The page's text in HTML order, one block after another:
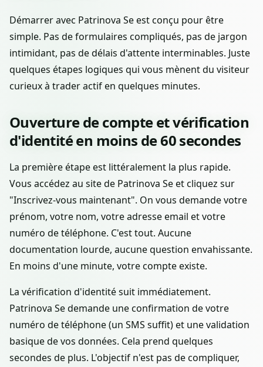
Démarrer avec Patrinova Se est conçu pour être
simple. Pas de formulaires compliqués, pas de jargon
intimidant, pas de délais d'attente interminables. Juste
quelques étapes logiques qui vous mènent du visiteur
curieux à trader actif en quelques minutes.
Ouverture de compte et vérification
d'identité en moins de 60 secondes
La première étape est littéralement la plus rapide.
Vous accédez au site de Patrinova Se et cliquez sur
"Inscrivez-vous maintenant". On vous demande votre
prénom, votre nom, votre adresse email et votre
numéro de téléphone. C'est tout. Aucune
documentation lourde, aucune question envahissante.
En moins d'une minute, votre compte existe.
La vérification d'identité suit immédiatement.
Patrinova Se demande une confirmation de votre
numéro de téléphone (un SMS suffit) et une validation
basique de vos données. Cela prend quelques
secondes de plus. L'objectif n'est pas de compliquer,